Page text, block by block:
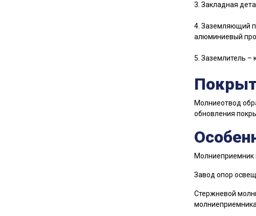
3. Закладная
4. Заземляющий
алюминиевый
5. Заземлитель –
Молниеотвод
обновления
Молниеприемник
Завод опор
Стержневой